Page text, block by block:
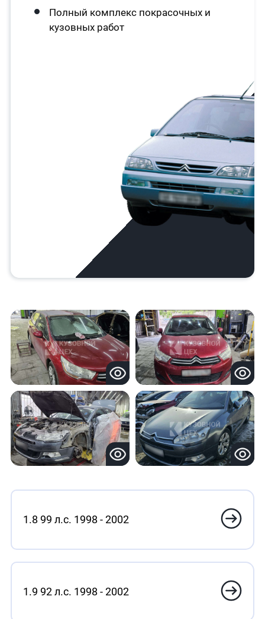
Полный комплекс покрасочных и
кузовных работ
1.8 99 л.с. 1998 - 2002
1.9 92 л.с. 1998 - 2002